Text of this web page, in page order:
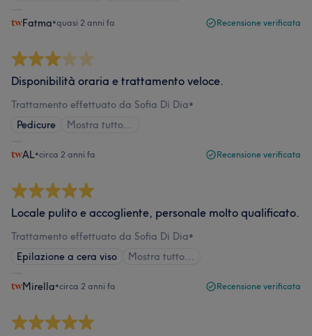
Fatma•quasi 2 anni fa Recensione verificata
Disponibilità oraria e trattamento veloce.
Trattamento effettuato da Sofia Di Dia•
Pedicure
Mostra tutto…
AL•circa 2 anni fa Recensione verificata
Locale pulito e accogliente, personale molto qualificato.
Trattamento effettuato da Sofia Di Dia•
Epilazione a cera viso
Mostra tutto…
Mirella•circa 2 anni fa Recensione verificata